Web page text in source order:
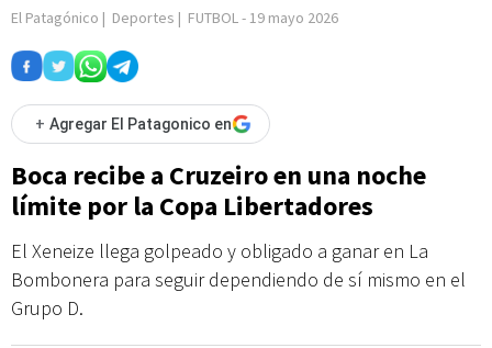
El Patagónico | Deportes | FUTBOL- 19 mayo 2026
+ Agregar El Patagonico en
Boca recibe a Cruzeiro en una noche
límite por la Copa Libertadores
El Xeneize llega golpeado y obligado a ganar en La
Bombonera para seguir dependiendo de sí mismo en el
Grupo D.